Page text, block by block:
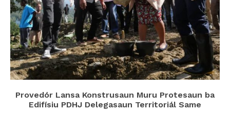
Provedór Lansa Konstrusaun Muru Protesaun ba
Edifísiu PDHJ Delegasaun Territoriál Same